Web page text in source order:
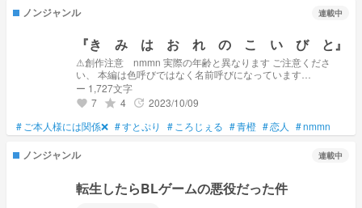
ノンジャンル 連載中
『き み は お れ の こ い び と』
⚠︎創作注意 nmmn 実際の年齢と異なります ご注意くださ
い、 本編は色呼びではなく名前呼びになっています
___________________________ 『橙くんと蒼くんの恋人の
お話』 "いっつも迷惑かけてごめんね、" "迷惑なんて思っ
てへんで、？"
ー 1,727文字
favorite 7 grade 4 update 2023/10/09
# ご本人様には関係❌ #すとぷり # ころじぇる #青橙 #恋人 #nmmn
ノンジャンル 連載中
転生したらBLゲームの悪役だった件